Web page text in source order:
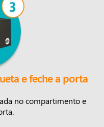
e feche a porta
no compartimento e